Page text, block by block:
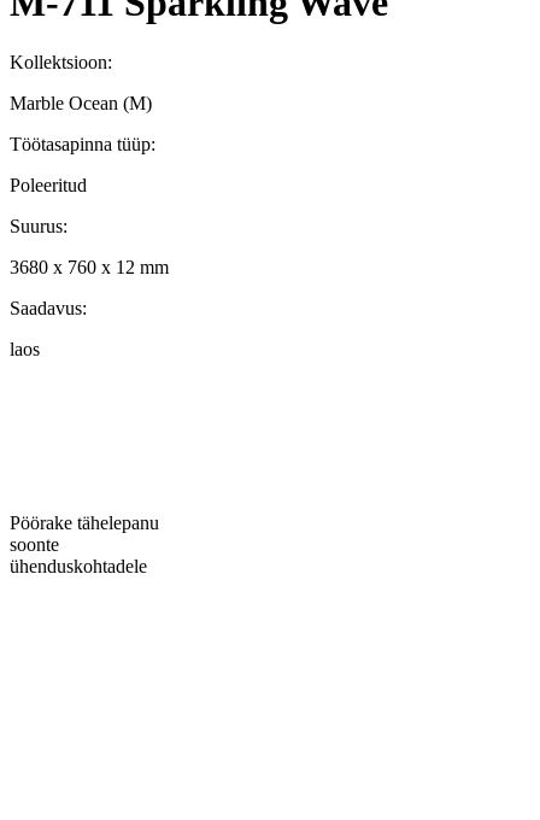
Kollektsioon:
Marble Ocean (M)
Töötasapinna tüüp:
Poleeritud
Suurus:
3680 x 760 x 12 mm
Saadavus:
laos
Pöörake tähelepanu
soonte
ühenduskohtadele